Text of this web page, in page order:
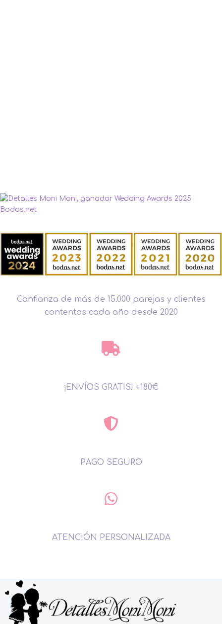
Confianza de más de 15.000 parejas y clientes
contentos cada año desde 2020
¡ENVÍOS GRATIS! +180€
PAGO SEGURO
ATENCIÓN PERSONALIZADA